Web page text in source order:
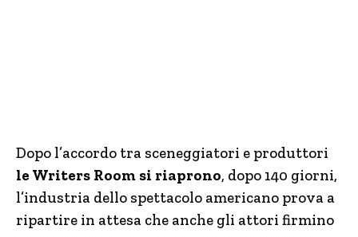
Dopo l’accordo tra sceneggiatori e produttori
le Writers Room si riaprono, dopo 140 giorni,
l’industria dello spettacolo americano prova a
ripartire in attesa che anche gli attori firmino